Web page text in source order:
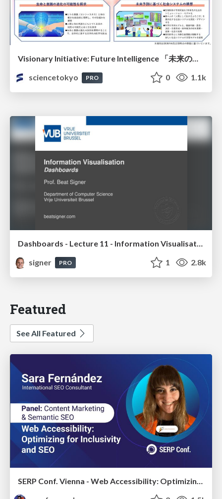
Visionary Initiative: Future Intelligence 「未来の知性と社会の礎を築く」｜Science Tokyo（東京科学大学）
sciencetokyo
PRO 0 1.1k
signer
PRO 1 2.8k
Featured
See All Featured
SERP Conf. Vienna - Web Accessibility: Optimizing for Inclusivity and SEO